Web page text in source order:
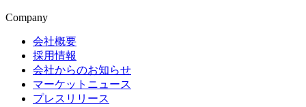
Company
会社概要
採用情報
会社からのお知らせ
マーケットニュース
プレスリリース